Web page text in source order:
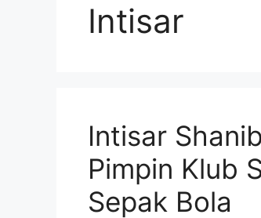
Intisar
Intisar
Pimpin Klub
Sepak Bola